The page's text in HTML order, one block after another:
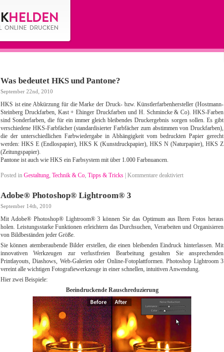
Was bedeutet HKS und Pantone?
September 22nd, 2010
HKS ist eine Abkürzung für die Marke der Druck- bzw. Künstlerfarbenhersteller (Hostmann-
Steinberg Druckfarben, Kast + Ehinger Druckfarben und H. Schmincke & Co). HKS-Farben
sind Sonderfarben, die für ein immer gleich bleibendes Druckergebnis sorgen sollen. Es gibt
verschiedene HKS-Farbfächer (standardisierter Farbfächer zum abstimmen von Druckfarben),
die der unterschiedlichen Farbwiedergabe in Abhängigkeit vom bedruckten Papier gerecht
werden: HKS E (Endlospapier), HKS K (Kunstdruckpapier), HKS N (Naturpapier), HKS Z
(Zeitungspapier).
Pantone ist auch wie HKS ein Farbsystem mit über 1.000 Farbnuancen.
Posted in Gestaltung, Technik & Co, Tipps & Tricks Kommentare deaktiviertfür
Adobe® Photoshop® Lightroom® 3
September 14th, 2010
Mit Adobe® Photoshop® Lightroom® 3 können Sie das Optimum aus Ihren Fotos heraus
holen. Leistungsstarke Funktionen erleichtern das Durchsuchen, Verarbeiten und Organisieren
von Bildbeständen jeder Größe.
Sie können atemberaubende Bilder erstellen, die einen bleibenden Eindruck hinterlassen. Mit
innovativen Werkzeugen zur verlustfreien Bearbeitung gestalten Sie ansprechenden
Printlayouts, Diashows, Web-Galerien oder Online-Fotoplattformen. Photoshop Lightroom 3
vereint alle wichtigen Fotografiewerkzeuge in einer schnellen, intuitiven Anwendung.
Hier zwei Beispiele:
Beeindruckende Rauschreduzierung